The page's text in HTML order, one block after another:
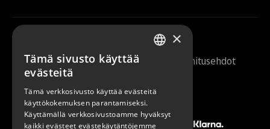
Saunazilla 2026 |Tietosuojaseloste Toimitusehdot
×
Tämä sivusto käyttää
evästeitä
Tämä verkkosivusto käyttää evästeitä
käyttökokemuksen parantamiseksi.
Käyttämällä verkkosivustoamme hyväksyt
kaikki evästeet evästekäytäntöjemme